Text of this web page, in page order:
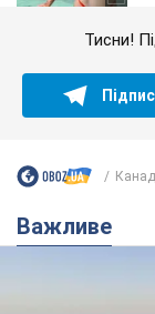
Тисни!
Важливе